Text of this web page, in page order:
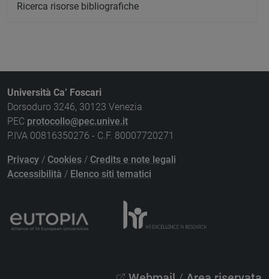
Ricerca risorse bibliografiche
Università Ca’ Foscari
Dorsoduro 3246, 30123 Venezia
PEC protocollo@pec.unive.it
P.IVA 00816350276 - C.F. 80007720271
Privacy / Cookies / Credits e note legali
Accessibilità / Elenco siti tematici